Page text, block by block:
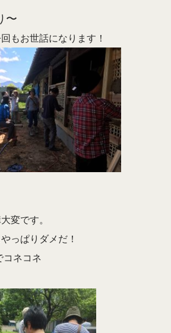
〜
もお世話になります！
変です。
っぱりダメだ！
コネコネ